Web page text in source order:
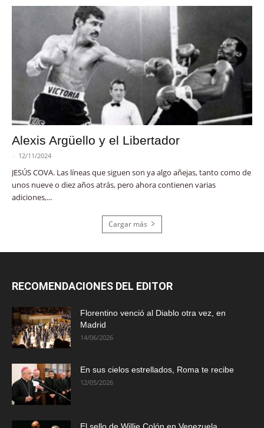
Alexis Argüello y el Libertador
- 12/11/2024
JESÚS COVA. Las líneas que siguen son ya algo añejas, tanto como de
unos nueve o diez años atrás, pero ahora contienen varias
adiciones,...
Cargar más
RECOMENDACIONES DEL EDITOR
Florentino venció al Diablo otra vez, en
Madrid
14/06/2026
En sus cielos estrellados, Roma te recibe
12/05/2026
El sello de Willie Colón en Venezuela